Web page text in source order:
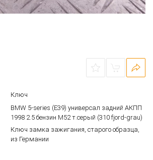
Ключ
BMW 5-series (E39) универсал задний АКПП
1998 2.5 бензин M52 т.серый (310 fjord-grau)
Ключ замка зажигания, старого образца,
из Германии